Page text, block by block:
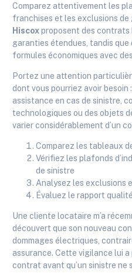
Comparez attentivement les
franchises et les exclusions de
Hiscoxproposent des contrats
garanties étendues, tandis que
formules économiques avec
Portez une attention
dont vous pourriez avoir besoin
assistance en cas de sinistre,
technologiques ou des objets
varier considérablement d’un
Comparez les tableaux
Vérifiez les plafonds
de sinistre
Analysez les exclusions
Évaluez le rapport
Une cliente locataire m’a
découvert que son nouveau
dommages électriques,
assurance. Cette vigilance lui
contrat avant qu’un sinistre ne